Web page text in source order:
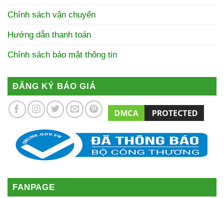
Chính sách vận chuyển
Hướng dẫn thanh toán
Chính sách bảo mật thông tin
ĐĂNG KÝ BÁO GIÁ
FANPAGE